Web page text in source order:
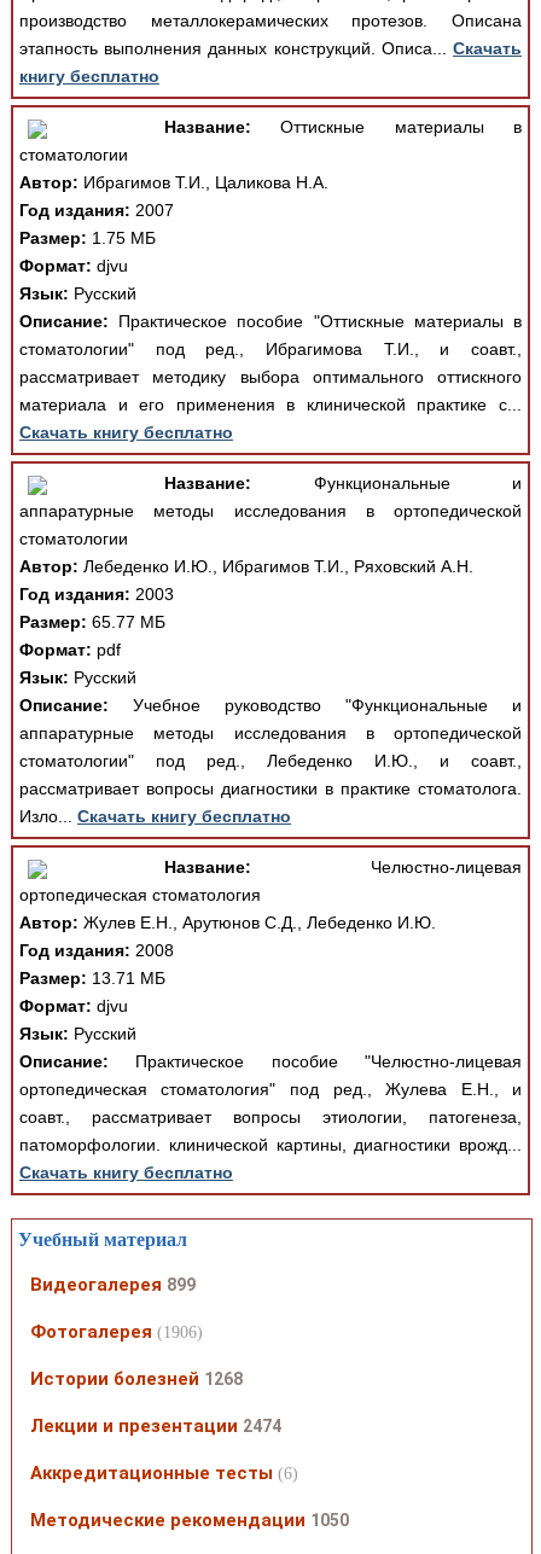
производство металлокерамических протезов. Описана
этапность выполнения данных конструкций. Описа...Скачать
книгу бесплатно
Название: Оттискные материалы в
стоматологии
Автор: Ибрагимов Т.И., Цаликова Н.А.
Год издания: 2007
Размер: 1.75 МБ
Формат: djvu
Язык: Русский
Описание: Практическое пособие "Оттискные материалы в
стоматологии" под ред., Ибрагимова Т.И., и соавт.,
рассматривает методику выбора оптимального оттискного
материала и его применения в клинической практике с...
Скачать книгу бесплатно
Название: Функциональные и
аппаратурные методы исследования в ортопедической
стоматологии
Автор: Лебеденко И.Ю., Ибрагимов Т.И., Ряховский А.Н.
Год издания: 2003
Размер: 65.77 МБ
Формат: pdf
Язык: Русский
Описание: Учебное руководство "Функциональные и
аппаратурные методы исследования в ортопедической
стоматологии" под ред., Лебеденко И.Ю., и соавт.,
рассматривает вопросы диагностики в практике стоматолога.
Изло... Скачать книгу бесплатно
Название: Челюстно-лицевая
ортопедическая стоматология
Автор: Жулев Е.Н., Арутюнов С.Д., Лебеденко И.Ю.
Год издания: 2008
Размер: 13.71 МБ
Формат: djvu
Язык: Русский
Описание: Практическое пособие "Челюстно-лицевая
ортопедическая стоматология" под ред., Жулева Е.Н., и
соавт., рассматривает вопросы этиологии, патогенеза,
патоморфологии. клинической картины, диагностики врожд...
Скачать книгу бесплатно
Учебный материал
Видеогалерея 899
Фотогалерея (1906)
Истории болезней 1268
Лекции и презентации 2474
Аккредитационные тесты (6)
Методические рекомендации 1050